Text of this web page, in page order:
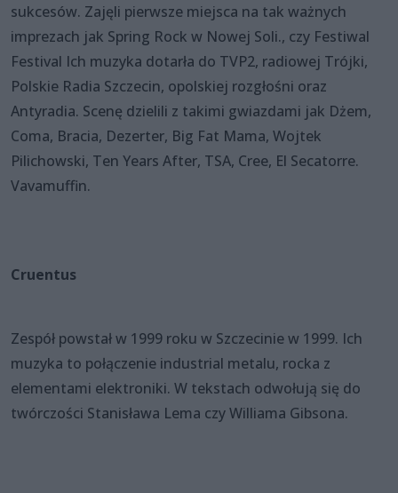
sukcesów. Zajęli pierwsze miejsca na tak ważnych
imprezach jak Spring Rock w Nowej Soli., czy Festiwal
Festival Ich muzyka dotarła do TVP2, radiowej Trójki,
Polskie Radia Szczecin, opolskiej rozgłośni oraz
Antyradia. Scenę dzielili z takimi gwiazdami jak Dżem,
Coma, Bracia, Dezerter, Big Fat Mama, Wojtek
Pilichowski, Ten Years After, TSA, Cree, El Secatorre.
Vavamuffin.
Cruentus
Zespół powstał w 1999 roku w Szczecinie w 1999. Ich
muzyka to połączenie industrial metalu, rocka z
elementami elektroniki. W tekstach odwołują się do
twórczości Stanisława Lema czy Williama Gibsona.